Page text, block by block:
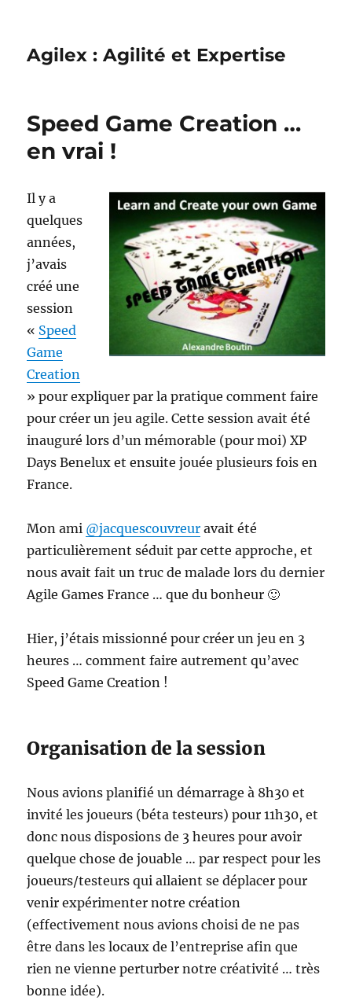
Agilex : Agilité et Expertise
Speed Game Creation …
en vrai !
Il y a
quelques
années,
j’avais
créé une
session
« Speed
Game
Creation
» pour expliquer par la pratique comment faire
pour créer un jeu agile. Cette session avait été
inauguré lors d’un mémorable (pour moi) XP
Days Benelux et ensuite jouée plusieurs fois en
France.
Mon ami @jacquescouvreur avait été
particulièrement séduit par cette approche, et
nous avait fait un truc de malade lors du dernier
Agile Games France … que du bonheur 🙂
Hier, j’étais missionné pour créer un jeu en 3
heures … comment faire autrement qu’avec
Speed Game Creation !
Organisation de la session
Nous avions planifié un démarrage à 8h30 et
invité les joueurs (béta testeurs) pour 11h30, et
donc nous disposions de 3 heures pour avoir
quelque chose de jouable … par respect pour les
joueurs/testeurs qui allaient se déplacer pour
venir expérimenter notre création
(effectivement nous avions choisi de ne pas
être dans les locaux de l’entreprise afin que
rien ne vienne perturber notre créativité … très
bonne idée).